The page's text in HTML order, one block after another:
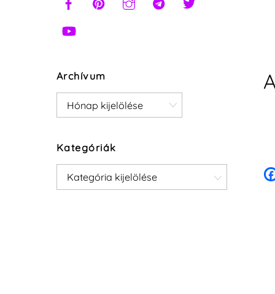
Archívum
Archívum
Kategóriák
Kategóriák